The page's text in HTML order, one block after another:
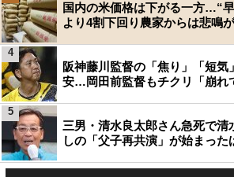
国内の米価格は下がる一方…“
より4割下回り農家からは悲鳴が
阪神藤川監督の「焦り」「短気
安…岡田前監督もチクリ「崩れ
4
三男・清水良太郎さん急死で
しの「父子再共演」が始まった
5